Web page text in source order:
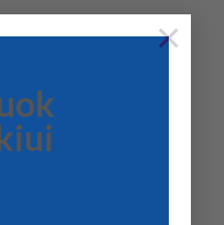
×
yra saugikliai ir